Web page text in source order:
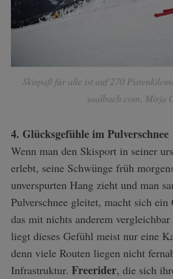
Skispaß für alle ist auf 270
saalbach.com, Mirja
4. Glücksgefühle im Pulverschnee
Wenn man den Skisport in seiner
erlebt, seine Schwünge früh
unverspurten Hang zieht und man
Pulverschnee gleitet, macht sich
das mit nichts anderem
liegt dieses Gefühl meist nur eine
denn viele Routen liegen nicht
Infrastruktur. Freerider, die sich